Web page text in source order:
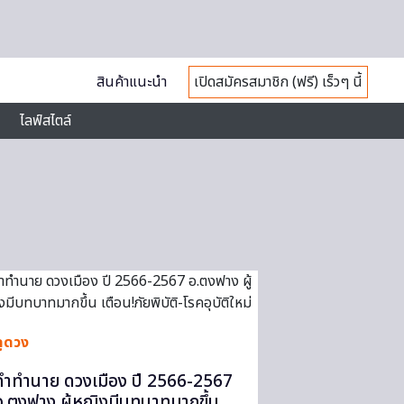
สินค้าแนะนำ
เปิดสมัครสมาชิก (ฟรี) เร็วๆ นี้
ไลฟ์สไตล์
วง
ทำนาย ดวงเมือง ปี 2566-2567